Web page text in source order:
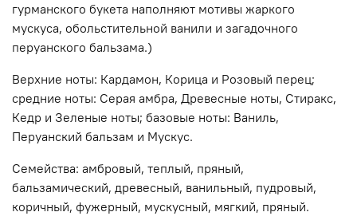
гурманского букета наполняют мотивы жаркого
мускуса, обольстительной ванили и загадочного
перуанского бальзама.)
Верхние ноты: Кардамон, Корица и Розовый перец;
средние ноты: Серая амбра, Древесные ноты, Стиракс,
Кедр и Зеленые ноты; базовые ноты: Ваниль,
Перуанский бальзам и Мускус.
Семейства: амбровый, теплый, пряный,
бальзамический, древесный, ванильный, пудровый,
коричный, фужерный, мускусный, мягкий, пряный.